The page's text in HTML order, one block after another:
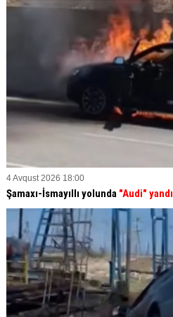
4 Avqust 2026 18:00
Şamaxı-İsmayıllı yolunda "Audi"